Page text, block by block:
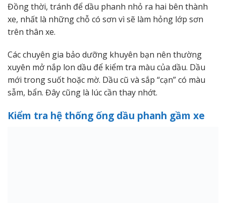
Đồng thời, tránh để dầu phanh nhỏ ra hai bên thành
xe, nhất là những chỗ có sơn vì sẽ làm hỏng lớp sơn
trên thân xe.
Các chuyên gia bảo dưỡng khuyên bạn nên thường
xuyên mở nắp lon dầu để kiểm tra màu của dầu. Dầu
mới trong suốt hoặc mờ. Dầu cũ và sắp “cạn” có màu
sẫm, bẩn. Đây cũng là lúc cần thay nhớt.
Kiểm tra hệ thống ống dầu phanh gầm xe